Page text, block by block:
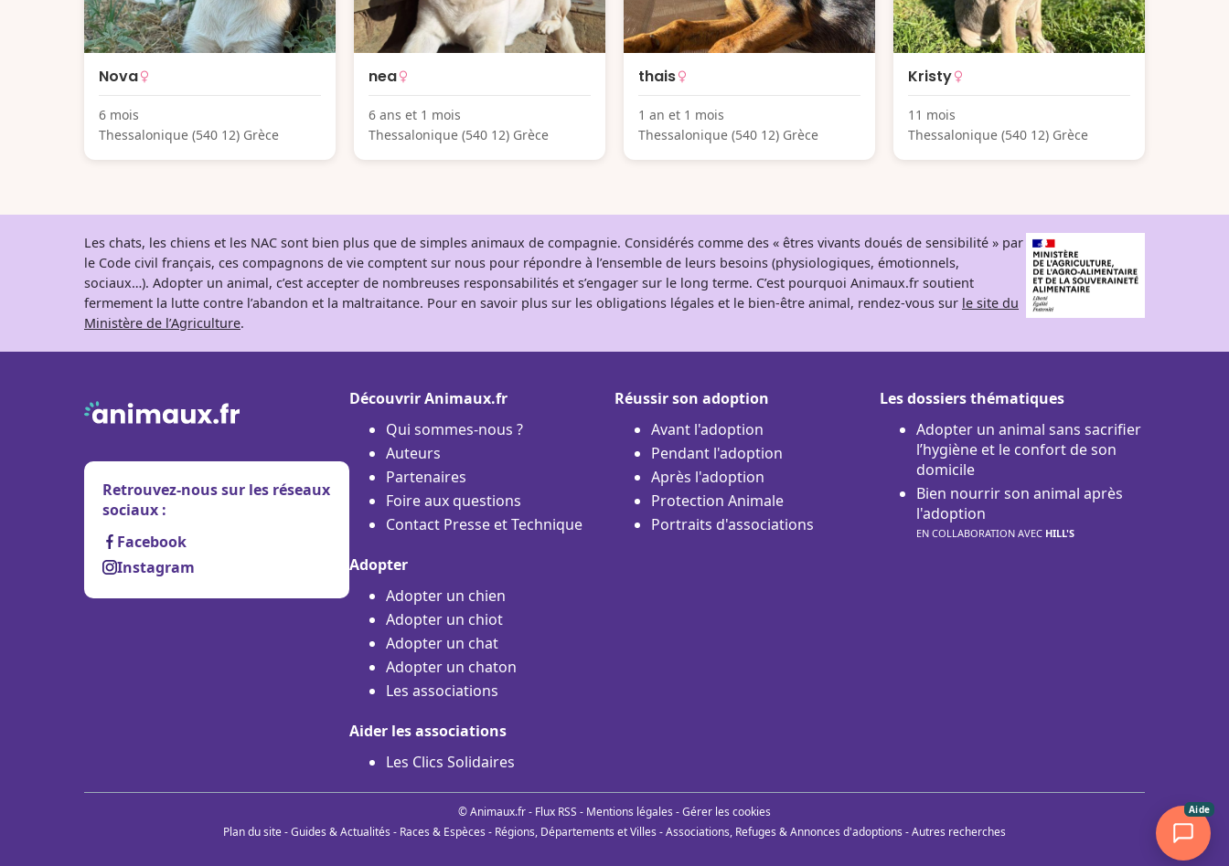
Nova
6 mois
Thessalonique (540 12) Grèce
nea
6 ans et 1 mois
Thessalonique (540 12) Grèce
thais
1 an et 1 mois
Thessalonique (540 12) Grèce
Kristy
11 mois
Thessalonique (540 12) Grèce
Les chats, les chiens et les NAC sont bien plus que de simples animaux de compagnie. Considérés comme des « êtres vivants doués de sensibilité » par
le Code civil français, ces compagnons de vie comptent sur nous pour répondre à l’ensemble de leurs besoins (physiologiques, émotionnels,
sociaux…). Adopter un animal, c’est accepter de nombreuses responsabilités et s’engager sur le long terme. C’est pourquoi Animaux.fr soutient
fermement la lutte contre l’abandon et la maltraitance. Pour en savoir plus sur les obligations légales et le bien-être animal, rendez-vous sur le site du
Ministère de l’Agriculture.
Retrouvez-nous sur les réseaux
sociaux :
Facebook
Instagram
Découvrir Animaux.fr
Qui sommes-nous ?
Auteurs
Partenaires
Foire aux questions
Contact Presse et Technique
Adopter
Adopter un chien
Adopter un chiot
Adopter un chat
Adopter un chaton
Les associations
Aider les associations
Les Clics Solidaires
Réussir son adoption
Avant l'adoption
Pendant l'adoption
Après l'adoption
Protection Animale
Portraits d'associations
Les dossiers thématiques
Adopter un animal sans sacrifier
l’hygiène et le confort de son
domicile
Bien nourrir son animal après
l'adoption
EN COLLABORATION AVEC HILL'S
© Animaux.fr - Flux RSS - Mentions légales -Gérer les cookies
Plan du site-Guides & Actualités - Races & Espèces - Régions, Départements et Villes -Associations, Refuges & Annonces d'adoptions -Autres recherches
Aide